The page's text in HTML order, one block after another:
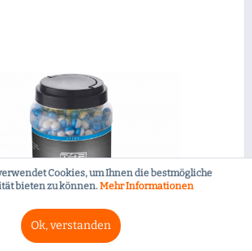
weiß 0,73g
Cookies, um Ihnen die bestmögliche
bieten zu können.Mehr Informationen
Ok, verstanden